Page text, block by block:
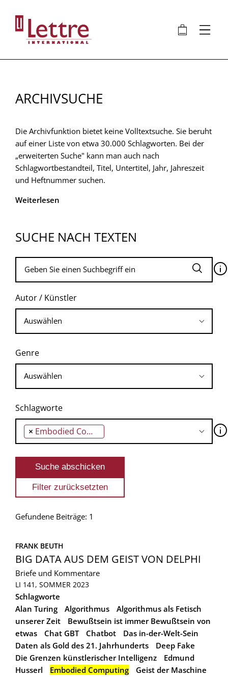
Inhalt
🛍 ⋮
ARCHIVSUCHE
Die Archivfunktion bietet keine Volltextsuche. Sie beruht
auf einer Liste von etwa 30.000 Schlagworten. Bei der
„erweiterten Suche" kann man auch nach
Schlagwortbestandteil, Titel, Untertitel, Jahr, Jahreszeit
und Heftnummer suchen.
Weiterlesen
SUCHE NACH TEXTEN
🛈
Autor / Künstler
Genre
Schlagworte
× Embodied Computing 🛈
Gefundene Beiträge: 1
FRANK BEUTH
BIG DATA AUS DEM GEIST VON DELPHI
Briefe und Kommentare
LI 141, SOMMER 2023
Schlagworte
Alan Turing
Algorithmus
Algorithmus als Fetisch
unserer Zeit
Bewußtsein ist immer Bewußtsein von
etwas
Chat GBT Chatbot
Das in-der-Welt-Sein
Daten als Gold des 21. Jahrhunderts
Deep Fake
Die Grenzen künstlerischer Intelligenz
Edmund
Husserl
Embodied Computing
Geist der Maschine